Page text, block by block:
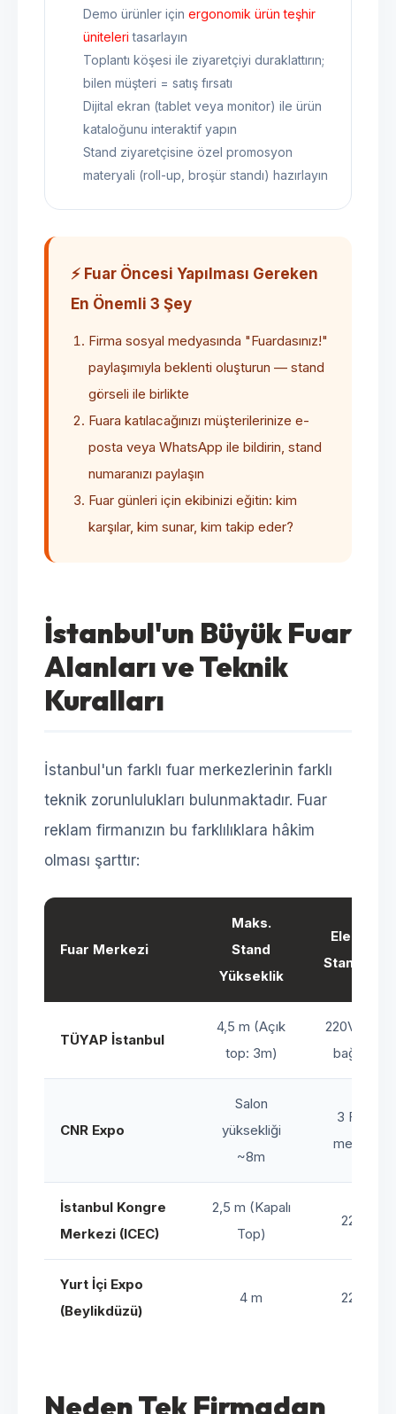
Demo ürünler için ergonomik ürün teşhir
üniteleri tasarlayın
Toplantı köşesi ile ziyaretçiyi duraklattırın;
bilen müşteri = satış fırsatı
Dijital ekran (tablet veya monitor) ile ürün
kataloğunu interaktif yapın
Stand ziyaretçisine özel promosyon
materyali (roll-up, broşür standı) hazırlayın
⚡ Fuar Öncesi Yapılması Gereken
En Önemli 3 Şey
Firma sosyal medyasında "Fuardasınız!"
paylaşımıyla beklenti oluşturun — stand
görseli ile birlikte
Fuara katılacağınızı müşterilerinize e-
posta veya WhatsApp ile bildirin, stand
numaranızı paylaşın
Fuar günleri için ekibinizi eğitin: kim
karşılar, kim sunar, kim takip eder?
İstanbul'un Büyük Fuar
Alanları ve Teknik
Kuralları
İstanbul'un farklı fuar merkezlerinin farklı
teknik zorunlulukları bulunmaktadır. Fuar
reklam firmanızın bu farklılıklara hâkim
olması şarttır:
Fuar Merkezi
Maks.
Stand
Yükseklik
Elektrik
Standardı
TÜYAP İstanbul
4,5 m (Açık
top: 3m)
220V, CEE
bağlantı
CNR Expo
Salon
yüksekliği
~8m
3 Fazlı
mevcut
İstanbul Kongre
Merkezi (ICEC)
2,5 m (Kapalı
Top)
220V
Yurt İçi Expo
(Beylikdüzü)
4 m 220V
Neden Tek Firmadan